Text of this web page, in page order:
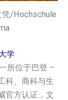
凭/Hochschule
学
所位于巴登 –
科、商科与生
官方认证，文